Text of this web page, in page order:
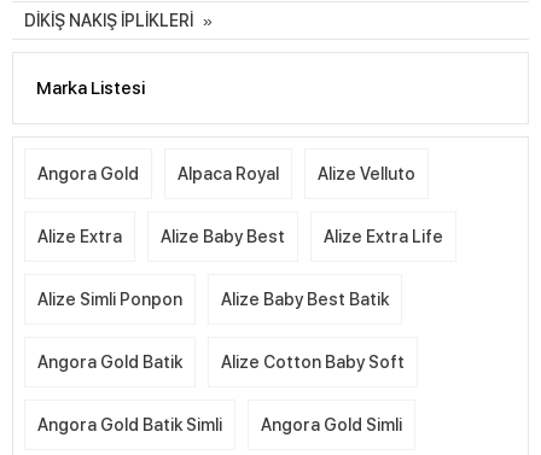
DİKİŞ NAKIŞ İPLİKLERİ
Marka Listesi
Angora Gold Alpaca Royal Alize Velluto
Alize Extra Alize Baby Best Alize Extra Life
Alize Simli Ponpon Alize Baby Best Batik
Angora Gold Batik Alize Cotton Baby Soft
Angora Gold Batik Simli Angora Gold Simli